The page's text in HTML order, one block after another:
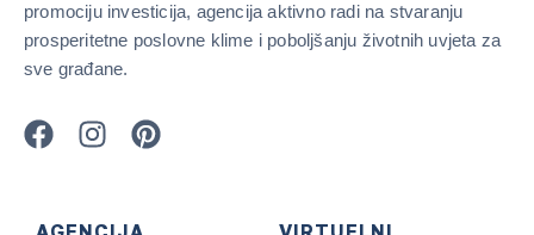
promociju investicija, agencija aktivno radi na stvaranju
prosperitetne poslovne klime i poboljšanju životnih uvjeta za
sve građane.